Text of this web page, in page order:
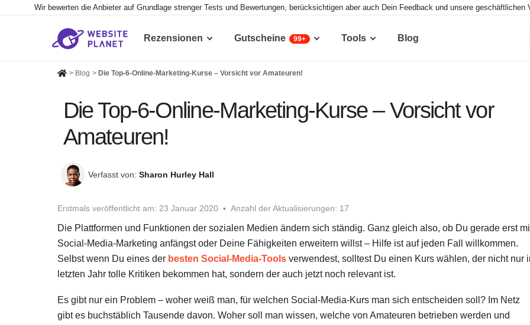
Wir bewerten die Anbieter auf Grundlage strenger Tests und Bewertungen, berücksichtigen aber auch Dein Feedback und unsere geschäftlichen
Rezensionen Gutscheine 99+ Tools Blog
> Blog > Die Top-6-Online-Marketing-Kurse – Vorsicht vor Amateuren!
Die Top-6-Online-Marketing-Kurse – Vorsicht vor
Amateuren!
Verfasst von: Sharon Hurley Hall
Erstmals veröffentlicht am: 23 Januar 2020 Anzahl der Aktualisierungen: 17
Die Plattformen und Funktionen der sozialen Medien ändern sich ständig. Ganz gleich also, ob Du gerade erst
Social-Media-Marketing anfängst oder Deine Fähigkeiten erweitern willst – Hilfe ist auf jeden Fall willkommen.
Selbst wenn Du eines der besten Social-Media-Tools verwendest, solltest Du einen Kurs wählen, der nicht nur
letzten Jahr tolle Kritiken bekommen hat, sondern der auch jetzt noch relevant ist.
Es gibt nur ein Problem – woher weiß man, für welchen Social-Media-Kurs man sich entscheiden soll? Im Netz
gibt es buchstäblich Tausende davon. Woher soll man wissen, welche von Amateuren betrieben werden und